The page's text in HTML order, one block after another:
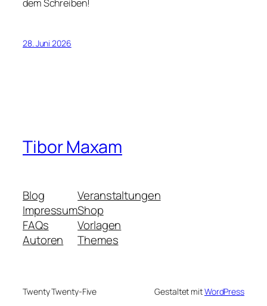
dem Schreiben!
28. Juni 2026
Tibor Maxam
Blog
Impressum
FAQs
Autoren
Veranstaltungen
Shop
Vorlagen
Themes
Twenty Twenty-Five Gestaltet mitWordPress